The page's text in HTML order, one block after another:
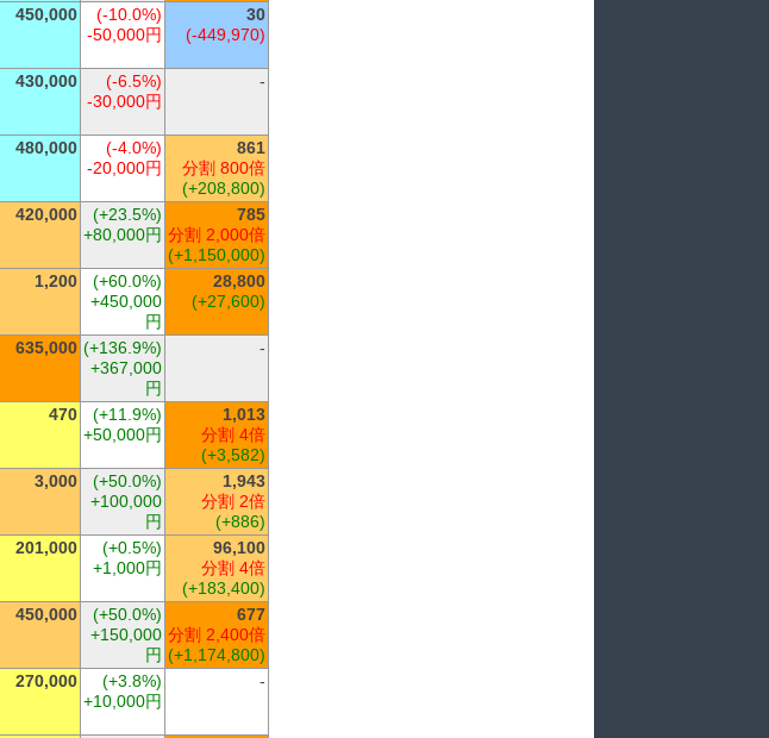
450,000
(-10.0%)
-50,000円
30
(-449,970)
430,000
(-6.5%)
-30,000円
-
480,000
(-4.0%)
-20,000円
861
分割 800倍
(+208,800)
420,000
(+23.5%)
+80,000円
785
分割 2,000倍
(+1,150,000)
1,200
(+60.0%)
+450,000
円
28,800
(+27,600)
635,000 (+136.9%)
+367,000
円
-
470
(+11.9%)
+50,000円
1,013
分割 4倍
(+3,582)
3,000
(+50.0%)
+100,000
円
1,943
分割 2倍
(+886)
201,000
(+0.5%)
+1,000円
96,100
分割 4倍
(+183,400)
450,000
(+50.0%)
+150,000
円
677
分割 2,400倍
(+1,174,800)
270,000
(+3.8%)
+10,000円
-